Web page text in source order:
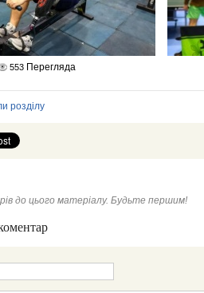
553 Перегляда
розділу
до цього матеріалу. Будьте першим!